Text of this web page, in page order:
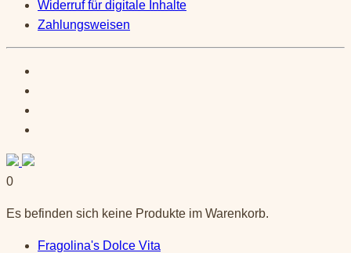
Widerruf für digitale Inhalte
Zahlungsweisen
0
Es befinden sich keine Produkte im Warenkorb.
Fragolina's Dolce Vita